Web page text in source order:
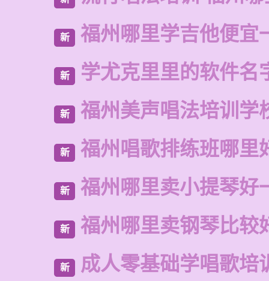
新 福州哪里学吉他便宜
新 学尤克里里的软件名
新 福州美声唱法培训学
新 福州唱歌排练班哪里
新 福州哪里卖小提琴好
新 福州哪里卖钢琴比较
新 成人零基础学唱歌培